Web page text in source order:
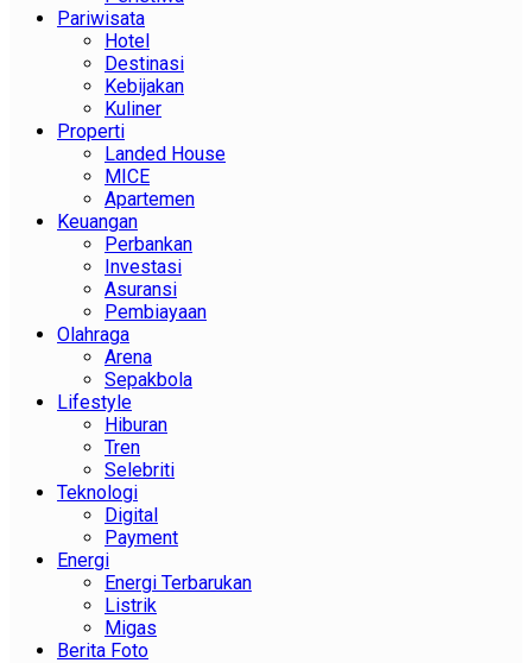
Pariwisata
Hotel
Destinasi
Kebijakan
Kuliner
Properti
Landed House
MICE
Apartemen
Keuangan
Perbankan
Investasi
Asuransi
Pembiayaan
Olahraga
Arena
Sepakbola
Lifestyle
Hiburan
Tren
Selebriti
Teknologi
Digital
Payment
Energi
Energi Terbarukan
Listrik
Migas
Berita Foto